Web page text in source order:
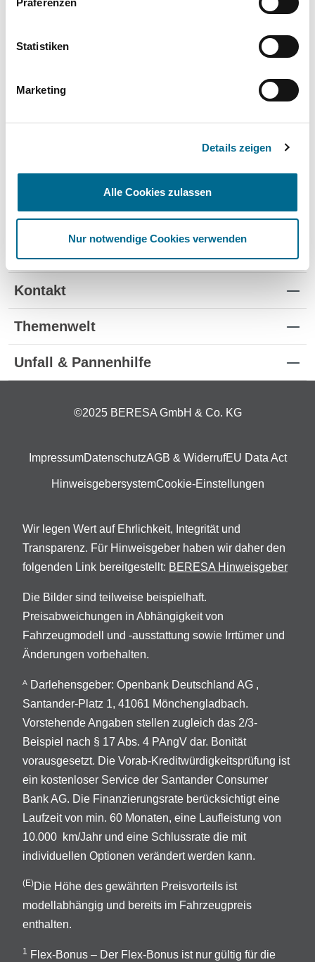
Präferenzen
Statistiken
Marketing
Details zeigen
Alle Cookies zulassen
Nur notwendige Cookies verwenden
Schnelle Verfügbarkeit
Flexible Laufzeiten ✔ - -
- -
Standorte
Kontakt
Themenwelt
Unfall & Pannenhilfe
©2025 BERESA GmbH & Co. KG
ImpressumDatenschutzAGB & WiderrufEU Data Act
HinweisgebersystemCookie-Einstellungen
Wir legen Wert auf Ehrlichkeit, Integrität und
Transparenz. Für Hinweisgeber haben wir daher den
folgenden Link bereitgestellt: BERESA Hinweisgeber
Die Bilder sind teilweise beispielhaft.
Preisabweichungen in Abhängigkeit von
Fahrzeugmodell und -ausstattung sowie Irrtümer und
Änderungen vorbehalten.
A
Darlehensgeber: Openbank Deutschland AG ,
Santander-Platz 1, 41061 Mönchengladbach.
Vorstehende Angaben stellen zugleich das 2/3-
Beispiel nach § 17 Abs. 4 PAngV dar. Bonität
vorausgesetzt. Die Vorab-Kreditwürdigkeitsprüfung ist
ein kostenloser Service der Santander Consumer
Bank AG. Die Finanzierungsrate berücksichtigt eine
Laufzeit von min. 60 Monaten, eine Laufleistung von
10.000 km/Jahr und eine Schlussrate die mit
individuellen Optionen verändert werden kann.
(E)Die Höhe des gewährten Preisvorteils ist
modellabhängig und bereits im Fahrzeugpreis
enthalten.
1 Flex-Bonus – Der Flex-Bonus ist nur gültig für die